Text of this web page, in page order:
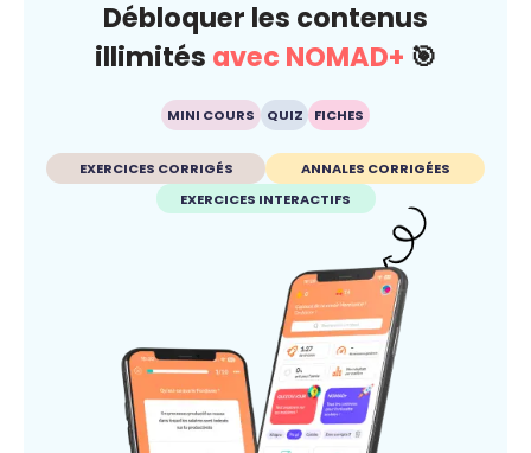
Débloquer les contenus
illimités avec NOMAD+ 🎯
MINI COURS QUIZ FICHES
EXERCICES CORRIGÉS
ANNALES CORRIGÉES
EXERCICES INTERACTIFS